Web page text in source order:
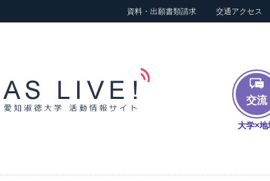
交流
大学×地
資料・出願書類請求 交通アクセス